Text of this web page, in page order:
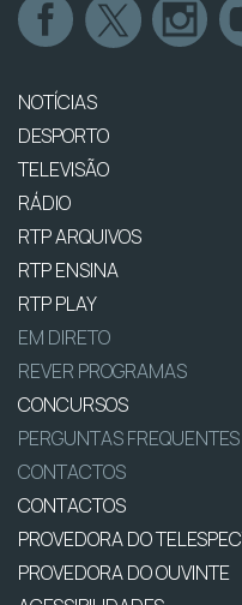
NOTÍCIAS
DESPORTO
TELEVISÃO
RÁDIO
RTP ARQUIVOS
RTP ENSINA
RTP PLAY
EM DIRETO
REVER PROGRAMAS
CONCURSOS
PERGUNTAS FREQUENTES
CONTACTOS
CONTACTOS
PROVEDORA DO
PROVEDORA DO OUVINTE